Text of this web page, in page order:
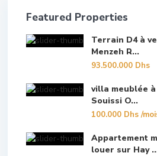
Featured Properties
Terrain D4 à
Menzeh R...
93.500.000 Dhs
villa meublée
Souissi O...
100.000 Dhs/
Appartement
louer sur Hay